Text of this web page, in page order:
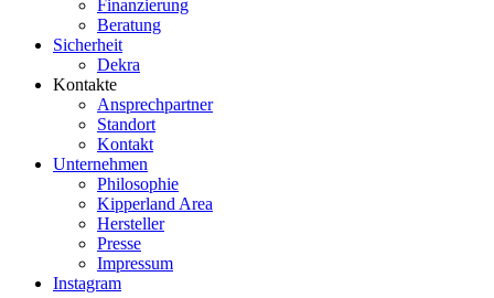
Finanzierung
Beratung
Sicherheit
Dekra
Kontakte
Ansprechpartner
Standort
Kontakt
Unternehmen
Philosophie
Kipperland Area
Hersteller
Presse
Impressum
Instagram